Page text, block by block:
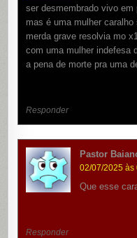
ser desmembrado vivo
mas é uma mulher
merda grave resolvia mo
com uma mulher indefesa
a pena de morte pra uma
Responder
Pastor
02/07/2025 às
Que esse
Responder